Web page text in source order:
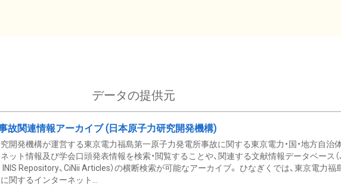
データの提供元
故関連情報アーカイブ (日本原子力研究開発機構)
開発機構が運営する東京電力福島第一原子力発電所事故に関する東京電力・国・地方自治
ット情報及び学会口頭発表情報を検索・閲覧することや、関連する文献情報データベース（
INIS Repository、CiNii Articles）の横断検索が可能なアーカイブ。 ひなぎくでは、東京電力福
関するインターネット...